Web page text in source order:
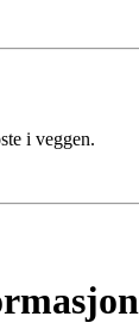
i veggen.